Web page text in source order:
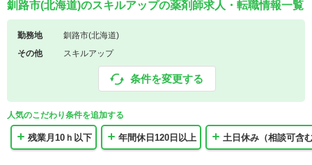
釧路市(北海道)のスキルアップの薬剤師求人・転職情報一覧
勤務地
釧路市(北海道)
その他
スキルアップ
条件を変更する
人気のこだわり条件を追加する
残業月10ｈ以下 年間休日120日以上 土日休み（相談可含